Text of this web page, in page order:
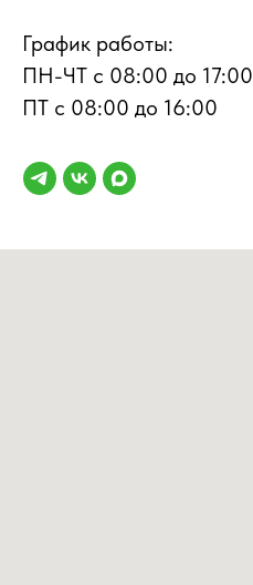
График работы:
ПН-ЧТ с 08:00 до 17:00
ПТ с 08:00 до 16:00